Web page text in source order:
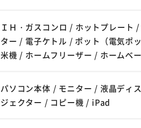
ＩＨ・ガスコンロ / ホットプレート
ター / 電子ケトル / ポット（電気ポ
米機 / ホームフリーザー / ホームベ
パソコン本体 / モニター / 液晶ディ
ジェクター / コピー機 / iPad